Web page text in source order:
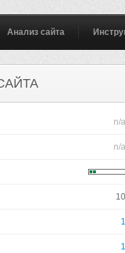
Анализ сайта
n/a
n/a
10
1
1